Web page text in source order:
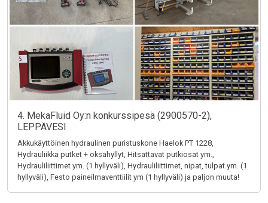
4. MekaFluid Oy:n konkurssipesä (2900570-2),
LEPPÄVESI
Akkukäyttöinen hydraulinen puristuskone Haelok PT 1228,
Hydrauliikka putket + oksahyllyt, Hitsattavat putkiosat ym.,
Hydrauliliittimet ym. (1 hyllyväli), Hydrauliliittimet, nipat, tulpat ym. (1
hyllyväli), Festo paineilmaventtiilit ym (1 hyllyväli) ja paljon muuta!